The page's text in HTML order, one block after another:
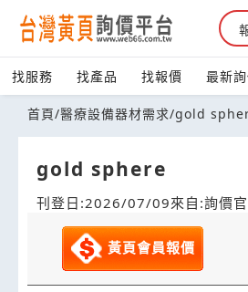
找服務 找產品 找報價 最新
首頁/醫療設備器材需求/gold
gold sphere
刊登日:2026/07/09來自:詢價
黃頁會員報價